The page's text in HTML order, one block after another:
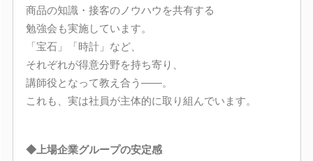
商品の知識・接客のノウハウを共有する
勉強会も実施しています。
「宝石」「時計」など、
それぞれが得意分野を持ち寄り、
講師役となって教え合う――。
これも、実は社員が主体的に取り組んでいます。
◆上場企業グループの安定感